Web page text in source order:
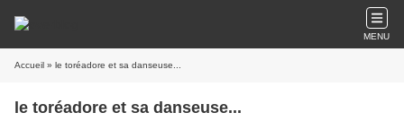
MENU
Accueil » le toréadore et sa danseuse...
le toréadore et sa danseuse...